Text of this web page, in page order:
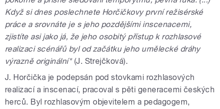
Když si dnes poslechnete Horčičkovy první režisérské
práce a srovnáte je s jeho pozdějšími inscenacemi,
zjistíte asi jako já, že jeho osobitý přístup k rozhlasové
realizaci scénářů byl od začátku jeho umělecké dráhy
výrazně originální"(J. Strejčková).
J. Horčička je podepsán pod stovkami rozhlasových
realizací a inscenací, pracoval s pěti generacemi českých
herců. Byl rozhlasovým objevitelem a pedagogem,